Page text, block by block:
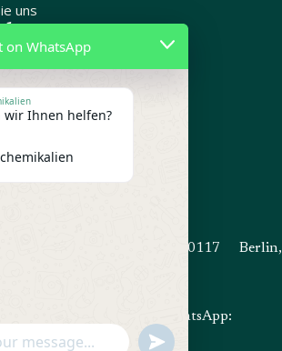
uns
80, 10117 Berlin,
WhatsApp:
on WhatsApp
wir Ihnen helfen?
undefined